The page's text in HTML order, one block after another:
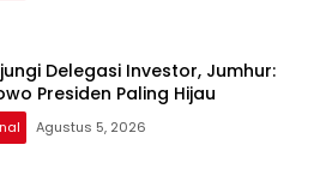
Delegasi Investor, Jumhur:
Presiden Paling Hijau
Agustus 5, 2026